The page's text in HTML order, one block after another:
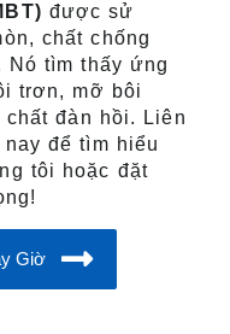
được sử
chất chống
Nó tìm thấy ứng
trơn, mỡ bôi
đàn hồi. Liên
để tìm hiểu
tôi hoặc đặt
Giờ